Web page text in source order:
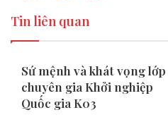
Tin liên quan
Sứ mệnh và khát vọng lớp
chuyên gia Khởi nghiệp
Quốc gia K03